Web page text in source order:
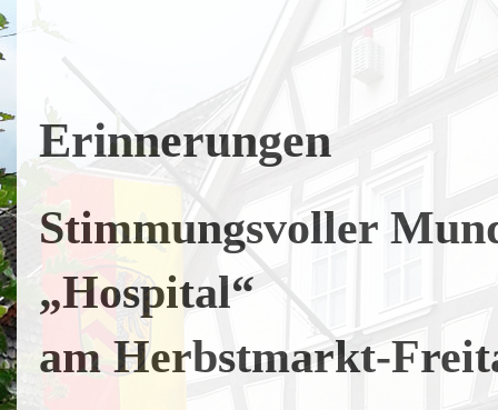
Erinnerungen
Stimmungsvoller
„Hospital“
am Herbstmarkt-